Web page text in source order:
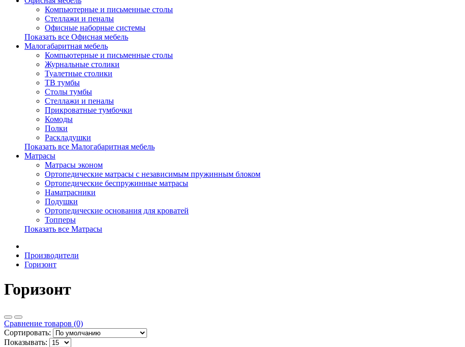
Компьютерные и письменные столы
Стеллажи и пеналы
Офисные наборные системы
Показать все Офисная мебель
Малогабаритная мебель
Компьютерные и письменные столы
Журнальные столики
Туалетные столики
ТВ тумбы
Столы тумбы
Стеллажи и пеналы
Прикроватные тумбочки
Комоды
Полки
Раскладушки
Показать все Малогабаритная мебель
Матрасы
Матрасы эконом
Ортопедические матрасы с независимым пружинным блоком
Ортопедические беспружинные матрасы
Наматрасники
Подушки
Ортопедические основания для кроватей
Топперы
Показать все Матрасы
Производители
Горизонт
Горизонт
Сравнение товаров (0)
Сортировать:
Показывать: